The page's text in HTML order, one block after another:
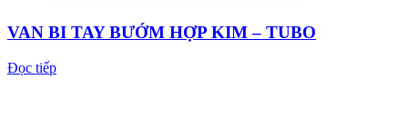
VAN BI TAY BƯỚM HỢP KIM – TUBO
Đọc tiếp